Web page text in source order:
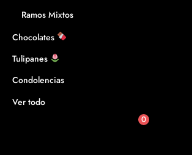
Ramos Mixtos
Chocolates
Tulipanes
Condolencias
Ver todo
0